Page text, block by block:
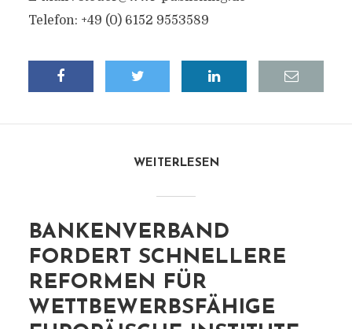
Telefon: +49 (0) 6152 9553589
WEITERLESEN
BANKENVERBAND
FORDERT SCHNELLERE
REFORMEN FÜR
WETTBEWERBSFÄHIGE